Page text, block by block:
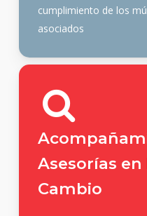
cumplimiento de los
asociados
Asesorías
Cambio